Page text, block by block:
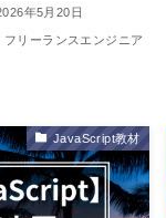
年5月20日
フリーランスエンジニア
JavaScript教材